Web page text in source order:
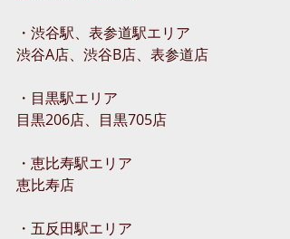
・渋谷駅、表参道駅エリア
渋谷A店、渋谷B店、表参道店
・目黒駅エリア
目黒206店、目黒705店
・恵比寿駅エリア
恵比寿店
・五反田駅エリア